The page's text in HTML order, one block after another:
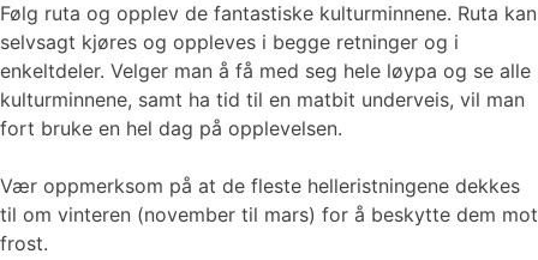
Følg ruta og opplev de fantastiske kulturminnene. Ruta kan
selvsagt kjøres og oppleves i begge retninger og i
enkeltdeler. Velger man å få med seg hele løypa og se alle
kulturminnene, samt ha tid til en matbit underveis, vil man
fort bruke en hel dag på opplevelsen.
Vær oppmerksom på at de fleste helleristningene dekkes
til om vinteren (november til mars) for å beskytte dem mot
frost.